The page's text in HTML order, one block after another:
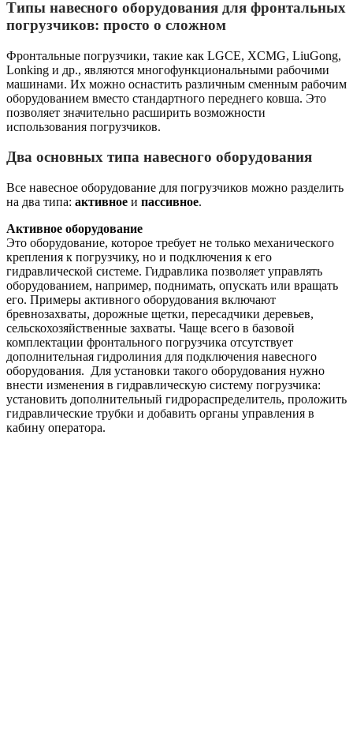
Типы навесного оборудования для фронтальных
погрузчиков: просто о сложном
Фронтальные погрузчики, такие как LGCE, XCMG, LiuGong,
Lonking и др., являются многофункциональными рабочими
машинами. Их можно оснастить различным сменным рабочим
оборудованием вместо стандартного переднего ковша. Это
позволяет значительно расширить возможности
использования погрузчиков.
Два основных типа навесного оборудования
Все навесное оборудование для погрузчиков можно разделить
на два типа: активное и пассивное.
Активное оборудование
Это оборудование, которое требует не только механического
крепления к погрузчику, но и подключения к его
гидравлической системе. Гидравлика позволяет управлять
оборудованием, например, поднимать, опускать или вращать
его. Примеры активного оборудования включают
бревнозахваты, дорожные щетки, пересадчики деревьев,
сельскохозяйственные захваты. Чаще всего в базовой
комплектации фронтального погрузчика отсутствует
дополнительная гидролиния для подключения навесного
оборудования. Для установки такого оборудования нужно
внести изменения в гидравлическую систему погрузчика:
установить дополнительный гидрораспределитель, проложить
гидравлические трубки и добавить органы управления в
кабину оператора.